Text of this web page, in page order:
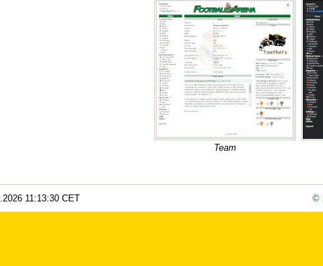
Team
11:13:30 CET ©